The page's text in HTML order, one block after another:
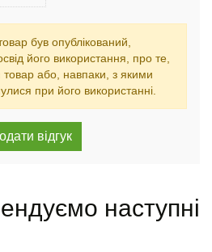
був опублікований,
його використання, про те,
або, навпаки, з якими
при його використанні.
наступні